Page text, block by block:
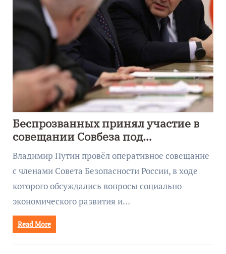
Беспрозванных принял участие в
совещании Совбеза под
руководством Путина
Владимир Путин провёл оперативное совещание
с членами Совета Безопасности России, в ходе
которого обсуждались вопросы социально-
экономического развития и…
Read More